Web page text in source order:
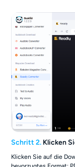
Schritt 2. Klicken
Klicken Sie auf die